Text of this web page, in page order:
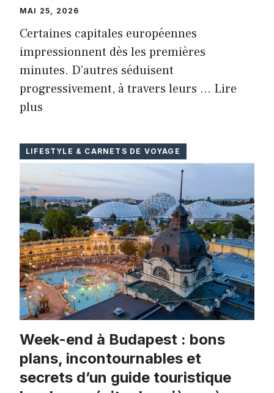
MAI 25, 2026
Certaines capitales européennes
impressionnent dès les premières
minutes. D’autres séduisent
progressivement, à travers leurs … Lire
plus
LIFESTYLE & CARNETS DE VOYAGE
Week-end à Budapest : bons
plans, incontournables et
secrets d’un guide touristique